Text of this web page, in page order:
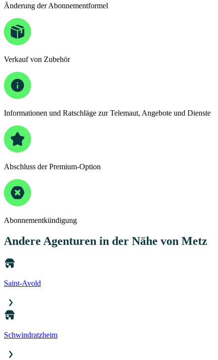
Änderung der Abonnementformel
Verkauf von Zubehör
Informationen und Ratschläge zur Telemaut, Angebote und Dienste
Abschluss der Premium-Option
Abonnementkündigung
Andere Agenturen in der Nähe von Metz
Saint-Avold
Schwindratzheim